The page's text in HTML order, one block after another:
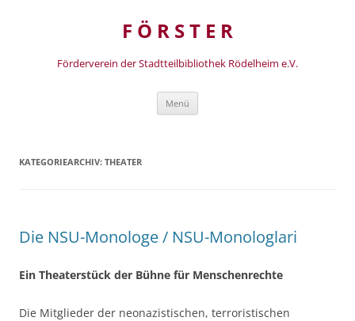
F Ö R S T E R
Förderverein der Stadtteilbibliothek Rödelheim e.V.
Menü
KATEGORIEARCHIV: THEATER
Die NSU-Monologe / NSU-Monologlari
Ein Theaterstück der Bühne für Menschenrechte
Die Mitglieder der neonazistischen, terroristischen